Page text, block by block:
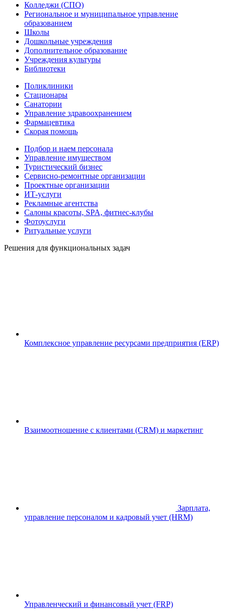
Колледжи (СПО)
Региональное и муниципальное управление
образованием
Школы
Дошкольные учреждения
Дополнительное образование
Учреждения культуры
Библиотеки
Поликлиники
Стационары
Санатории
Управление здравоохранением
Фармацевтика
Скорая помощь
Подбор и наем персонала
Управление имуществом
Туристический бизнес
Сервисно-ремонтные организации
Проектные организации
ИТ-услуги
Рекламные агентства
Салоны красоты, SPA, фитнес-клубы
Фотоуслуги
Ритуальные услуги
Решения для функциональных задач
Комплексное управление ресурсами предприятия (ERP)
Взаимоотношение с клиентами (CRM) и маркетинг
Зарплата,
управление персоналом и кадровый учет (HRM)
Управленческий и финансовый учет (FRP)